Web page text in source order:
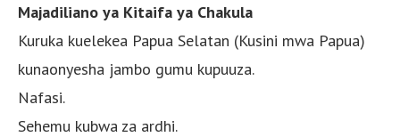
Majadiliano ya Kitaifa ya Chakula
Kuruka kuelekea Papua Selatan (Kusini mwa Papua)
kunaonyesha jambo gumu kupuuza.
Nafasi.
Sehemu kubwa za ardhi.